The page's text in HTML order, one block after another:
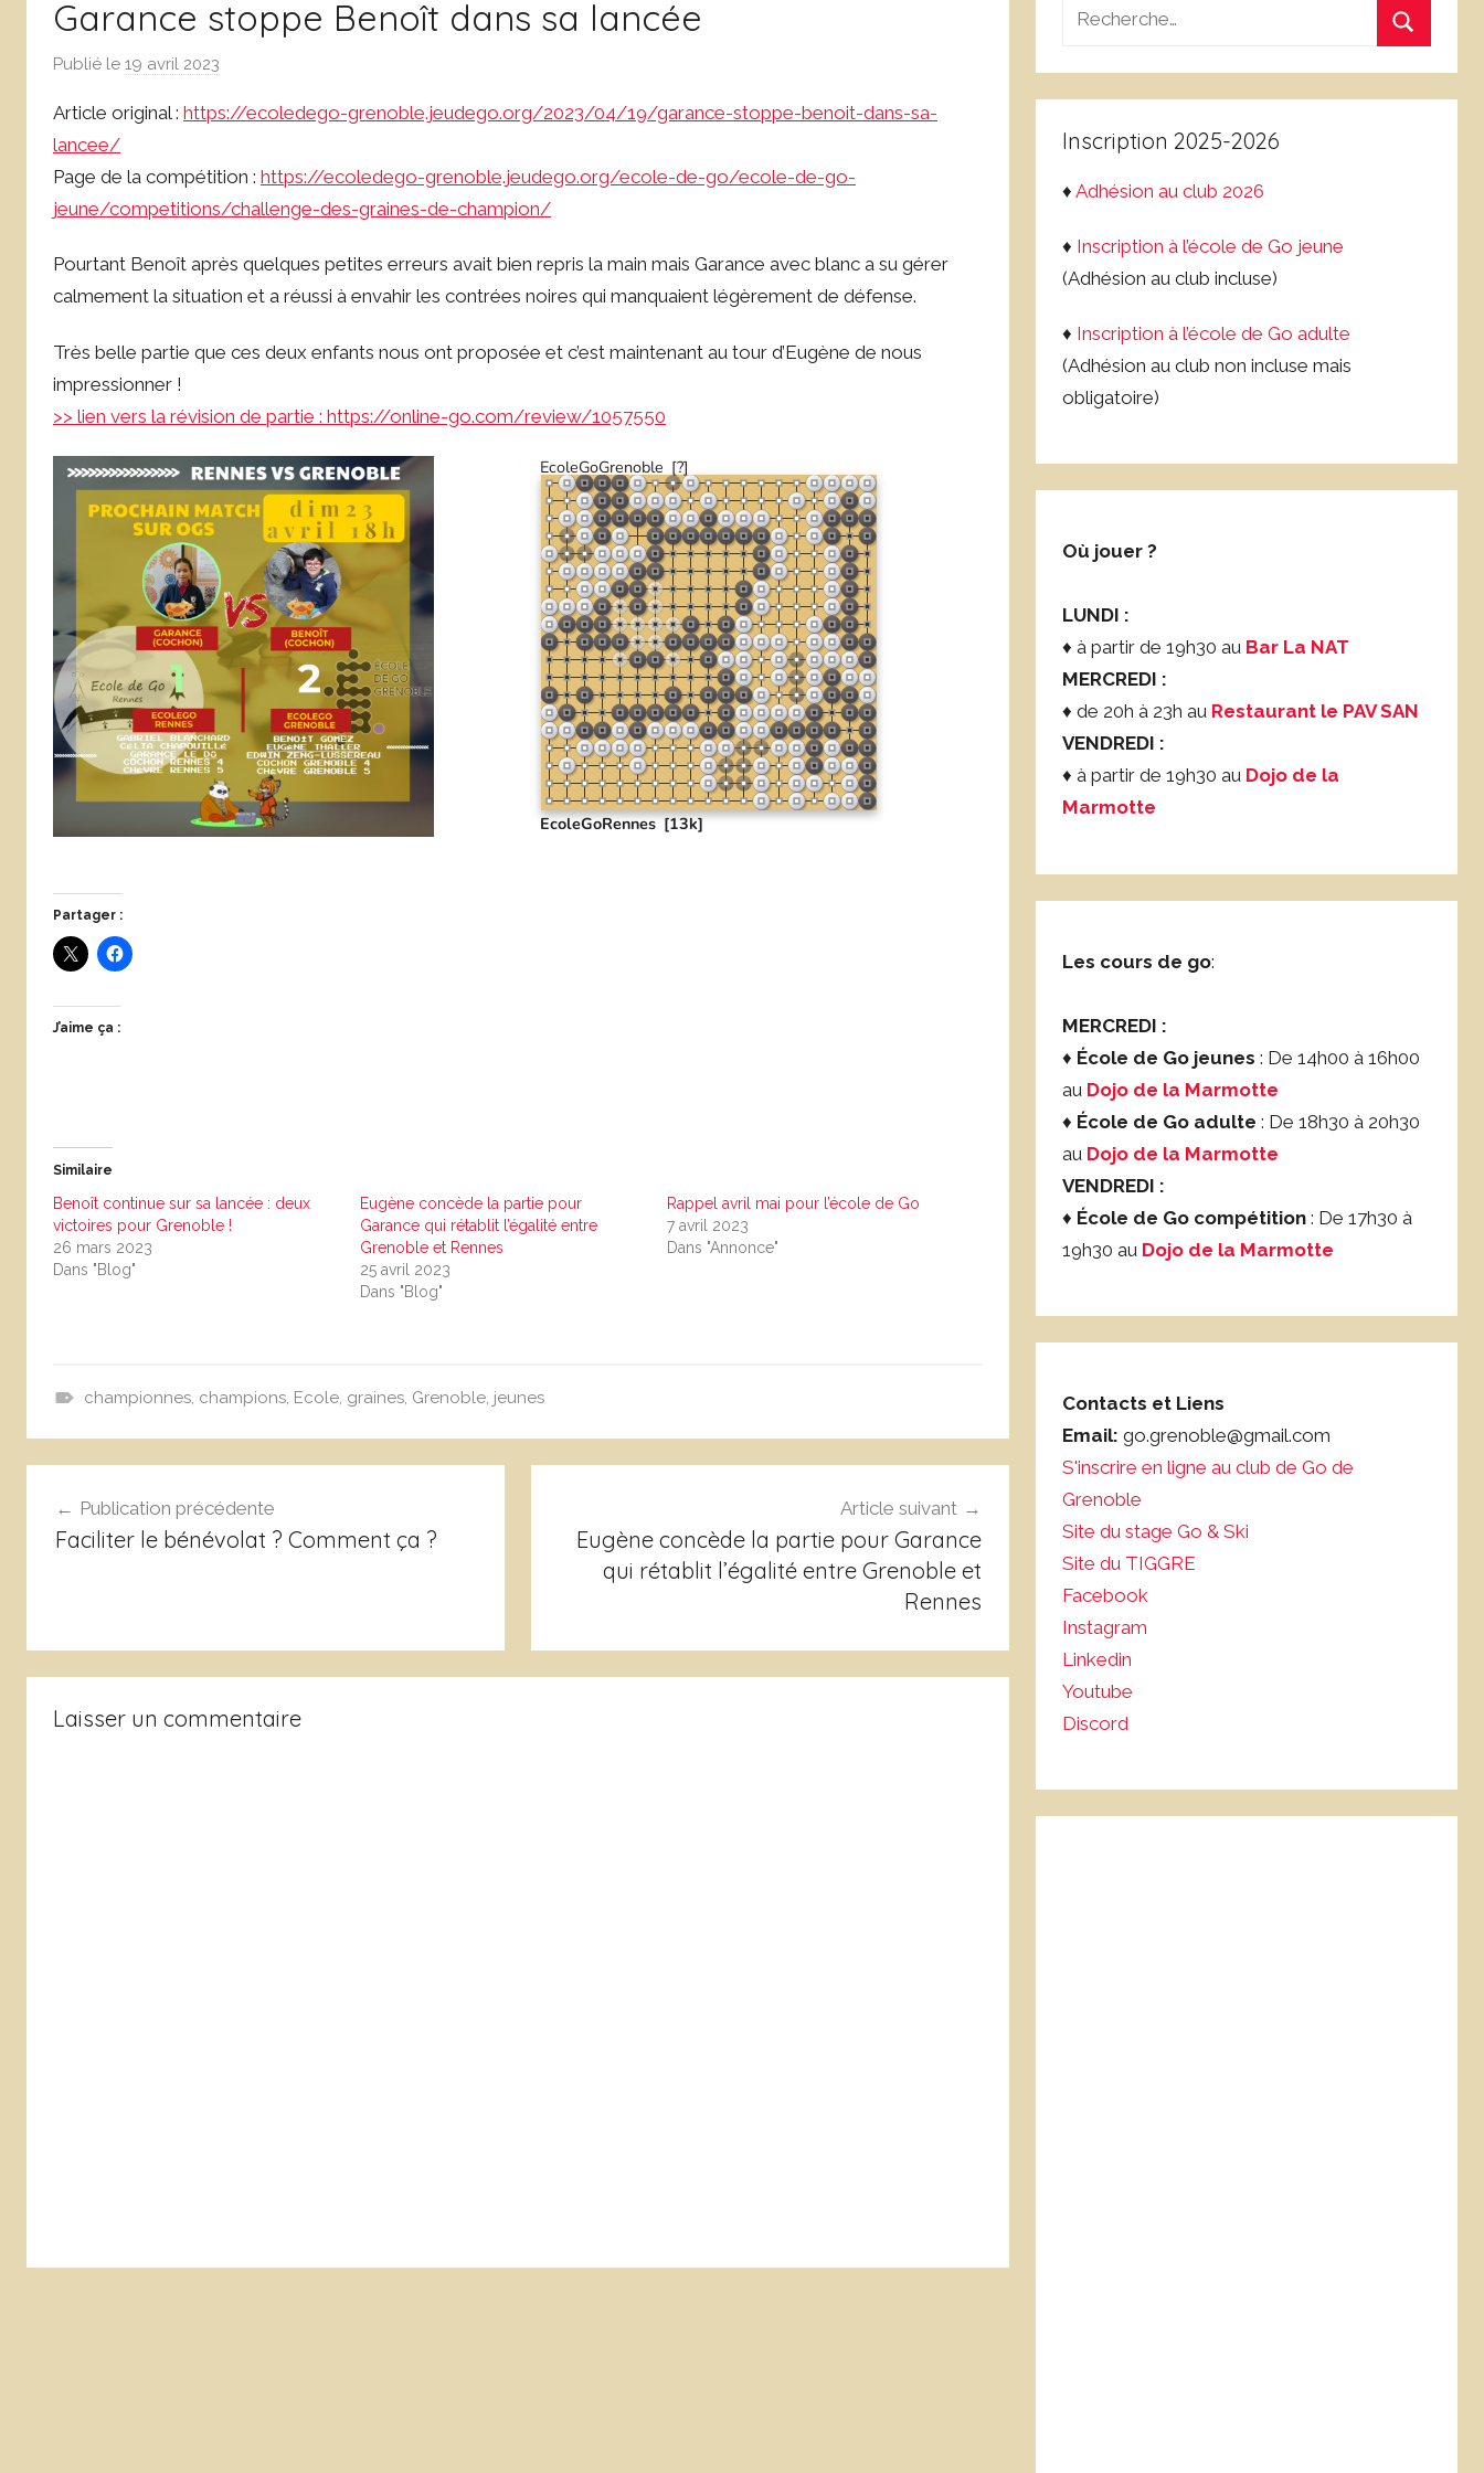
de
Grenoble
Garance stoppe Benoît dans sa lancée
Publié le 19 avril 2023
r
o
L
e
e
v
e
Article original : https://ecoledego-grenoble.jeudego.org/2023/04/19/garance-stoppe-benoit-dans-sa-
lancee/
Page de la compétition : https://ecoledego-grenoble.jeudego.org/ecole-de-go/ecole-de-go-
jeune/competitions/challenge-des-graines-de-champion/
Pourtant Benoît après quelques petites erreurs avait bien repris la main mais Garance avec blanc a su gérer
calmement la situation et a réussi à envahir les contrées noires qui manquaient légèrement de défense.
Très belle partie que ces deux enfants nous ont proposée et c’est maintenant au tour d’Eugène de nous
impressionner !
>> lien vers la révision de partie : https://online-go.com/review/1057550
Partager :
J’aime ça :
Similaire
Benoît continue sur sa lancée : deux
victoires pour Grenoble !
26 mars 2023
Dans "Blog"
Eugène concède la partie pour
Garance qui rétablit l’égalité entre
Grenoble et Rennes
25 avril 2023
Dans "Blog"
Rappel avril mai pour l’école de Go
7 avril 2023
Dans "Annonce"
g
championnes, champions, Ecole, graines, Grenoble, jeunes
de
Publication précédente
Faciliter le bénévolat ? Comment ça ?
Article suivant
Eugène concède la partie pour Garance
qui rétablit l’égalité entre Grenoble et
Rennes
Laisser un commentaire
Recherche
:
Inscription 2025-2026
♦Adhésion au club 2026
♦ Inscription à l’école de Go jeune
(Adhésion au club incluse)
♦ Inscription à l’école de Go adulte
(Adhésion au club non incluse mais
obligatoire)
Où jouer ?
LUNDI :
♦ à partir de 19h30 au Bar La NAT
MERCREDI :
♦ de 20h à 23h au Restaurant le PAV SAN
VENDREDI :
♦ à partir de 19h30 au Dojo de la
Marmotte
Les cours de go:
MERCREDI :
♦ École de Go jeunes: De 14h00 à 16h00
au Dojo de la Marmotte
♦ École de Go adulte : De 18h30 à 20h30
au Dojo de la Marmotte
VENDREDI :
♦ École de Go compétition : De 17h30 à
19h30 au Dojo de la Marmotte
Contacts et Liens
Email: go.grenoble@gmail.com
S'inscrire en ligne au club de Go de
Grenoble
Site du stage Go & Ski
Site du TIGGRE
Facebook
Instagram
Linkedin
Youtube
Discord